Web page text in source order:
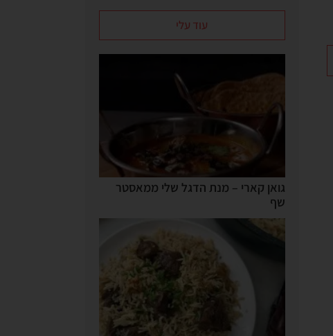
עוד עלי
גואן קארי – מנת הדגל שלי ממאסטר
שף